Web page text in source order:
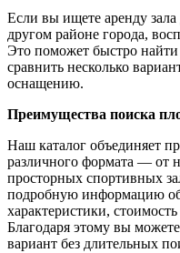
Если вы ищете аренду
другом районе города,
Это поможет быстро
сравнить несколько
оснащению.
Преимущества поиска
Наш каталог объединяет
различного формата — от
просторных спортивных
подробную информацию
характеристики,
Благодаря этому вы
вариант без длительных